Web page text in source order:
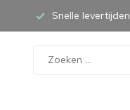
Snelle levertijden